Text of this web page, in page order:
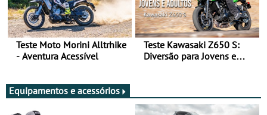
Teste Moto Morini Alltrhike
- Aventura Acessível
Teste Kawasaki Z650 S:
Diversão para Jovens e
Equipamentos e acessórios